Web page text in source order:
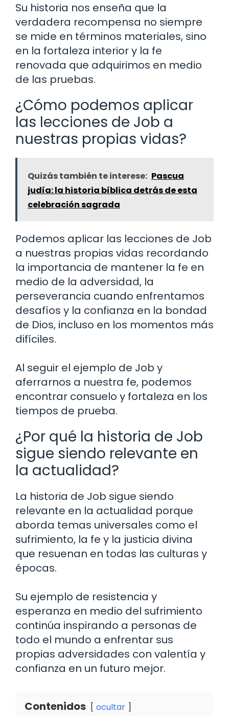
Su historia nos enseña que la
verdadera recompensa no siempre
se mide en términos materiales, sino
en la fortaleza interior y la fe
renovada que adquirimos en medio
de las pruebas.
¿Cómo podemos aplicar
las lecciones de Job a
nuestras propias vidas?
Quizás también te interese: Pascua
judía: la historia bíblica detrás de esta
celebración sagrada
Podemos aplicar las lecciones de Job
a nuestras propias vidas recordando
la importancia de mantener la fe en
medio de la adversidad, la
perseverancia cuando enfrentamos
desafíos y la confianza en la bondad
de Dios, incluso en los momentos más
difíciles.
Al seguir el ejemplo de Job y
aferrarnos a nuestra fe, podemos
encontrar consuelo y fortaleza en los
tiempos de prueba.
¿Por qué la historia de Job
sigue siendo relevante en
la actualidad?
La historia de Job sigue siendo
relevante en la actualidad porque
aborda temas universales como el
sufrimiento, la fe y la justicia divina
que resuenan en todas las culturas y
épocas.
Su ejemplo de resistencia y
esperanza en medio del sufrimiento
continúa inspirando a personas de
todo el mundo a enfrentar sus
propias adversidades con valentía y
confianza en un futuro mejor.
Contenidos ocultar